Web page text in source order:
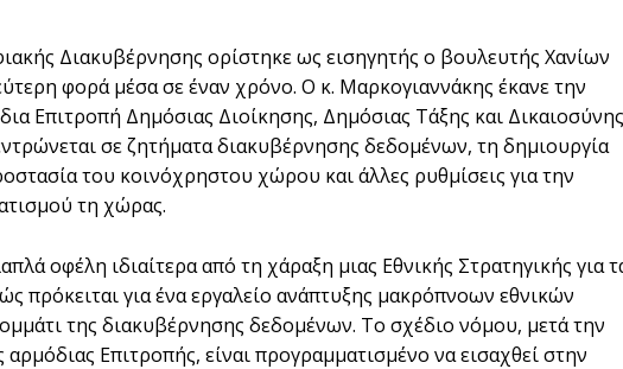
Διακυβέρνησης ορίστηκε ως εισηγητής ο βουλευτής Χανίων
φορά μέσα σε έναν χρόνο. Ο κ. Μαρκογιαννάκης έκανε την
Επιτροπή Δημόσιας Διοίκησης, Δημόσιας Τάξης και Δικαιοσύνης
σε ζητήματα διακυβέρνησης δεδομένων, τη δημιουργία
του κοινόχρηστου χώρου και άλλες ρυθμίσεις για την
τη χώρας.
οφέλη ιδιαίτερα από τη χάραξη μιας Εθνικής Στρατηγικής για
πρόκειται για ένα εργαλείο ανάπτυξης μακρόπνοων εθνικών
της διακυβέρνησης δεδομένων. Το σχέδιο νόμου, μετά την
Επιτροπής, είναι προγραμματισμένο να εισαχθεί στην